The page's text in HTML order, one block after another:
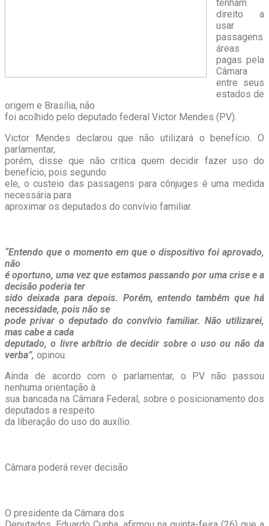
tenham
direito a
usar
passagens
áreas
pagas pela
Câmara
entre seus
estados de
origem e Brasília, não
foi acolhido pelo deputado federal Victor Mendes (PV).
Victor Mendes declarou que não utilizará o benefício. O
parlamentar,
porém, disse que não critica quem decidir fazer uso do
benefício, pois segundo
ele, o custeio das passagens para cônjuges é uma medida
necessária para
aproximar os deputados do convívio familiar.
“Entendo que o momento em que o dispositivo foi aprovado,
não
é oportuno, uma vez que estamos passando por uma crise e a
decisão poderia ter
sido deixada para depois. Porém, entendo também que há
necessidade, pois não se
pode privar o deputado do convívio familiar. Não utilizarei,
mas cabe a cada
deputado, o livre arbítrio de decidir sobre o uso ou não da
verba”, opinou.
Ainda de acordo com o parlamentar, o PV não passou
nenhuma orientação à
sua bancada na Câmara Federal, sobre o posicionamento dos
deputados a respeito
da liberação do uso do auxílio.
Câmara poderá rever decisão
O presidente da Câmara dos